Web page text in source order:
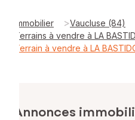
Immobilier >Vaucluse (84)
Terrains à vendre à LA
Terrain à vendre à LA
Annonces